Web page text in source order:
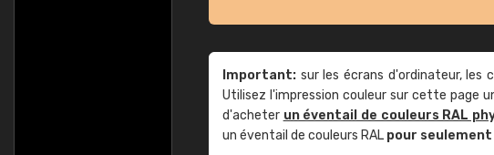
Important: sur les écrans d'ordinateur, les
Utilisez l'impression couleur sur cette page
d'acheter un éventail de couleurs RAL
un éventail de couleurs RAL pour